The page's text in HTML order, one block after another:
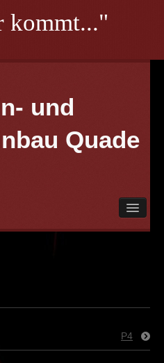
kommt..."
und
Quade
P4